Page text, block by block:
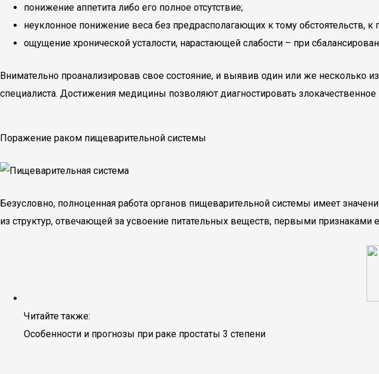
понижение аппетита либо его полное отсутствие;
неуклонное понижение веса без предрасполагающих к тому обстоятельств,
ощущение хронической усталости, нарастающей слабости – при
Внимательно проанализировав свое состояние, и выявив один или же несколько
специалиста. Достижения медицины позволяют диагностировать
Поражение раком пищеварительной системы
Безусловно, полноценная работа органов пищеварительной системы имеет
из структур, отвечающей за усвоение питательных веществ, первыми признаками
Читайте также:
Особенности и прогнозы при раке простаты 3 степени